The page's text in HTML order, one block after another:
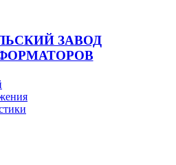
ЗАВОД